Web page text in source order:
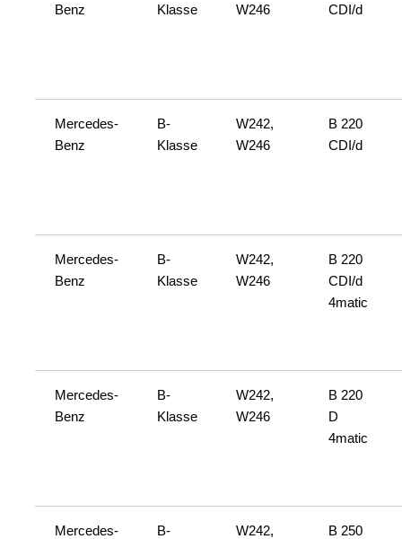
Benz
Klasse
W246
CDI/d
Mercedes-
Benz
B-
Klasse
W242,
W246
B 220
CDI/d
Mercedes-
Benz
B-
Klasse
W242,
W246
B 220
CDI/d
4matic
Mercedes-
Benz
B-
Klasse
W242,
W246
B 220
D
4matic
Mercedes-
B-
W242,
B 250